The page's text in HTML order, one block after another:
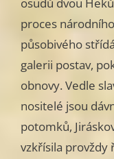
osudů dvou
proces
působivého
galerii postav,
obnovy. Vedle
nositelé jsou
potomků,
vzkřísila provždy